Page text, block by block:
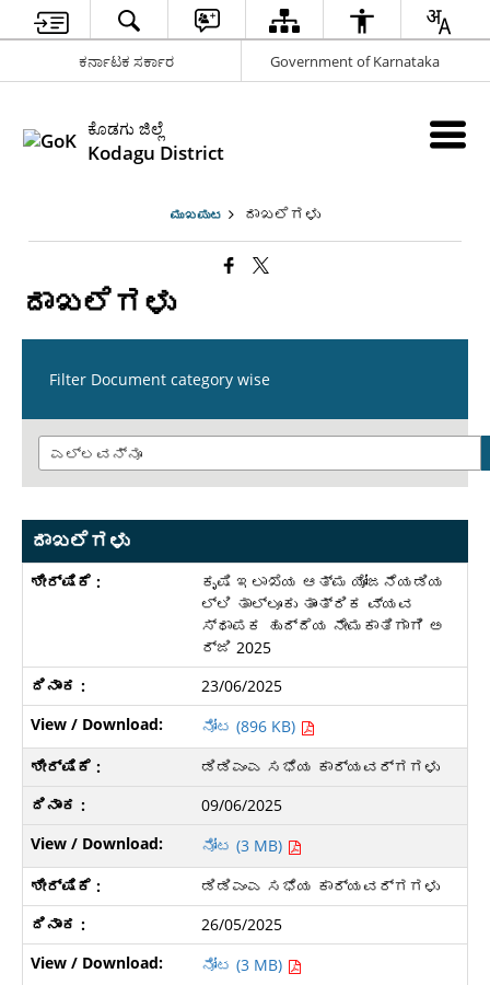
ಕರ್ನಾಟಕ ಸರ್ಕಾರ Government of Karnataka
ಕೊಡಗು ಜಿಲ್ಲೆ
Kodagu District
ಮುಖಪುಟ ದಾಖಲೆಗಳು
ದಾಖಲೆಗಳು
Filter Document category wise
ದಾಖಲೆಗಳು
ಕೃಷಿ ಇಲಾಖೆಯ ಆತ್ಮ ಯೋಜನೆಯಡಿಯ
ಲ್ಲಿ ತಾಲ್ಲೂಕು ತಾಂತ್ರಿಕ ವ್ಯವ
ಸ್ಥಾಪಕ ಹುದ್ದೆಯ ನೇಮಕಾತಿಗಾಗಿ ಅ
ರ್ಜಿ 2025
23/06/2025
ನೋಟ (896 KB)
ಡಿಡಿಎಂಎ ಸಭೆಯ ಕಾರ್ಯವರ್ಗಗಳು
09/06/2025
ನೋಟ (3 MB)
ಡಿಡಿಎಂಎ ಸಭೆಯ ಕಾರ್ಯವರ್ಗಗಳು
26/05/2025
ನೋಟ (3 MB)